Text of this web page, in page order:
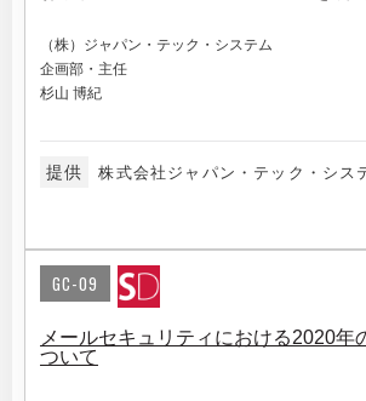
（株）ジャパン・テック・システム
企画部・主任
杉山 博紀
提供 株式会社ジャパン・テック・シス
GC-09
メールセキュリティにおける2020年
ついて